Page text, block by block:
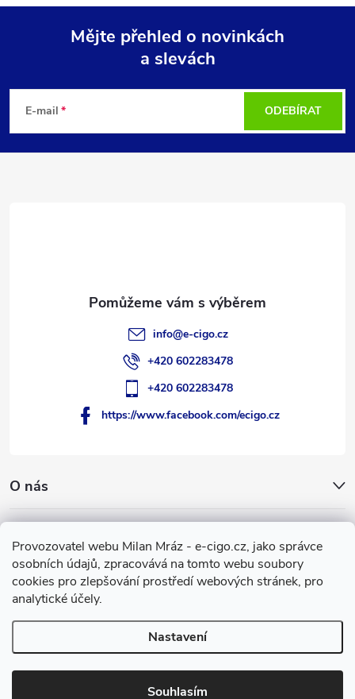
Provozovatel webu Milan Mráz - e-cigo.cz, jako správce
osobních údajů, zpracovává na tomto webu soubory
cookies pro zlepšování prostředí webových stránek, pro
analytické účely.
Nastavení
Souhlasím
p
Mějte přehled o novinkách
a slevách
E-mail ODEBÍRAT
O nás
Facebook
info@e-cigo.cz
+420 602283478
+420 602283478
https://www.facebook.com/ecigo.cz
Vytvořil Shoptet
Copyright 2007-2026e-cigo.cz. Všechna práva vyhrazena.